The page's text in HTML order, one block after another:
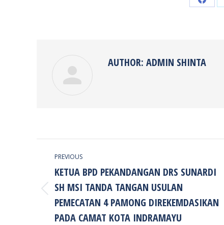
Share
AUTHOR: ADMIN SHINTA
NAVIGATION
PREVIOUS
Previous
post:
KETUA BPD PEKANDANGAN DRS SUNARDI
SH MSI TANDA TANGAN USULAN
PEMECATAN 4 PAMONG DIREKEMDASIKAN
PADA CAMAT KOTA INDRAMAYU